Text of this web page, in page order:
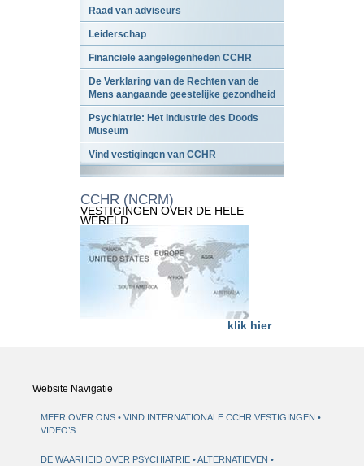
Raad van adviseurs
Leiderschap
Financiële aangelegenheden CCHR
De Verklaring van de Rechten van de
Mens aangaande geestelijke gezondheid
Psychiatrie: Het Industrie des Doods
Museum
Vind vestigingen van CCHR
CCHR (NCRM)
VESTIGINGEN OVER DE HELE
WERELD
klik hier
Website Navigatie
MEER OVER ONS
VIND INTERNATIONALE CCHR VESTIGINGEN
VIDEO’S
DE WAARHEID OVER PSYCHIATRIE ALTERNATIEVEN